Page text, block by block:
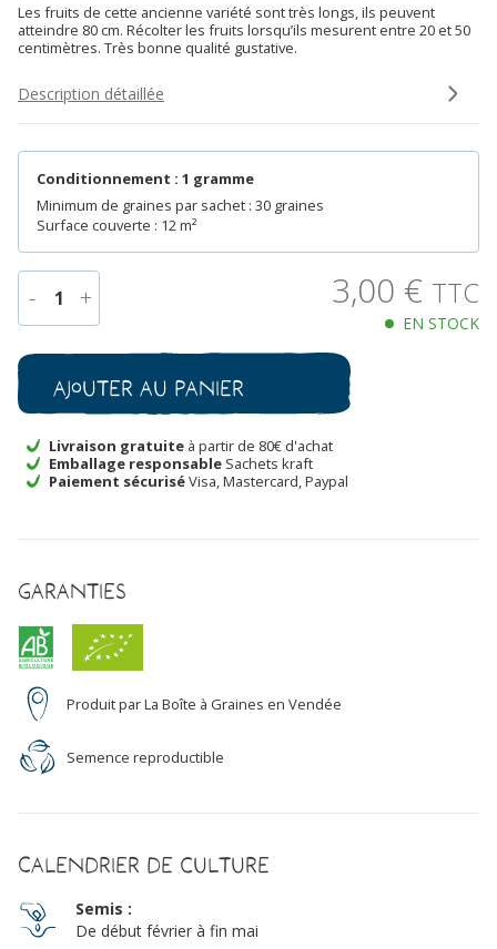
Les fruits de cette ancienne variété sont très longs, ils peuvent
atteindre 80 cm. Récolter les fruits lorsqu’ils mesurent entre 20 et 50
centimètres. Très bonne qualité gustative.
Description détaillée
Conditionnement : 1 gramme
Minimum de graines par sachet : 30 graines
Surface couverte : 12 m²
- 1 +
de
Concombre
Vert
de
Chine
Bio
3,00 € TTC
EN STOCK
Ajouter au panier
Livraison gratuite à partir de 80€ d'achat
Emballage responsable Sachets kraft
Paiement sécuriséVisa, Mastercard, Paypal
Garanties
Produit par La Boîte à Graines en Vendée
Semence reproductible
Calendrier de culture
Semis :
De début février à fin mai